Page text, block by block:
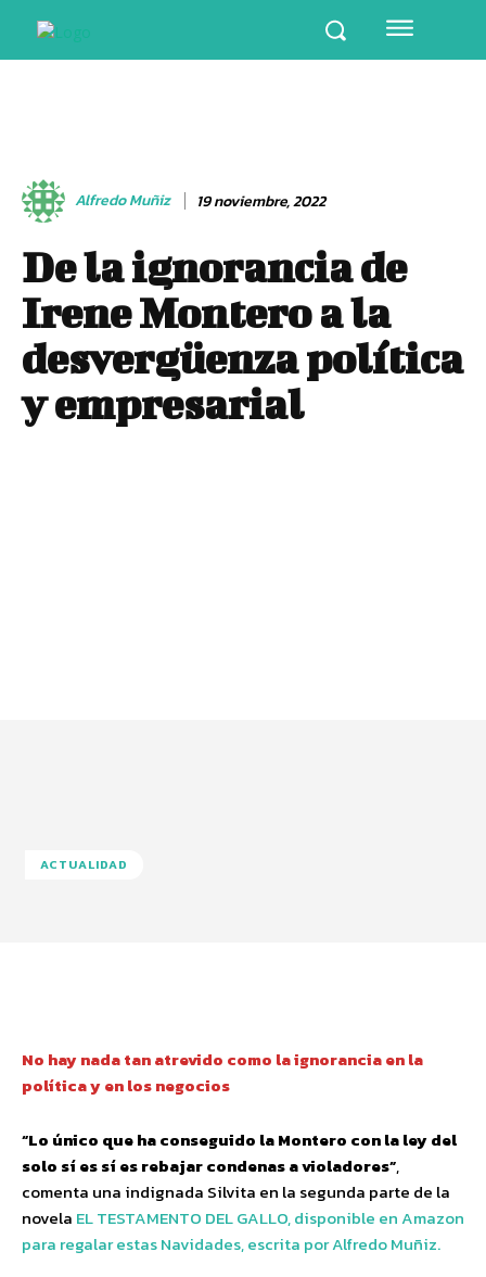
Alfredo Muñiz 19 noviembre, 2022
De la ignorancia de
Irene Montero a la
desvergüenza política
y empresarial
ACTUALIDAD
No hay nada tan atrevido como la ignorancia en la
política y en los negocios
“Lo único que ha conseguido la Montero con la ley del
solo sí es sí es rebajar condenas a violadores”,
comenta una indignada Silvita en la segunda parte de la
novela EL TESTAMENTO DEL GALLO, disponible en Amazon
para regalar estas Navidades, escrita por Alfredo Muñiz.